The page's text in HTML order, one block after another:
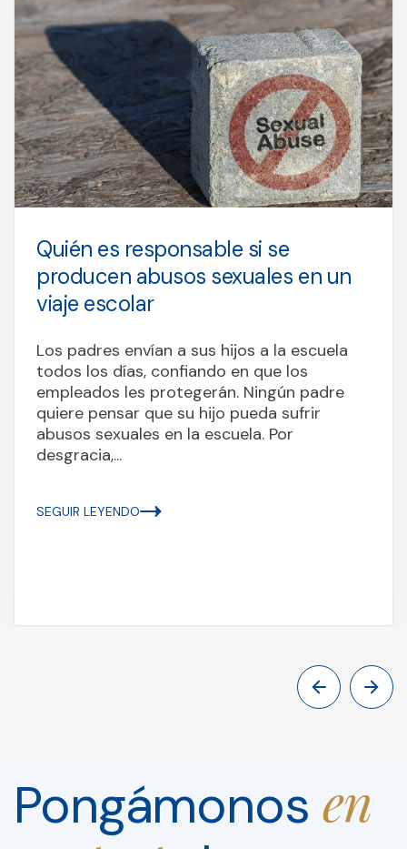
Quién es responsable si se
producen abusos sexuales en un
viaje escolar
Los padres envían a sus hijos a la escuela
todos los días, confiando en que los
empleados les protegerán. Ningún padre
quiere pensar que su hijo pueda sufrir
abusos sexuales en la escuela. Por
desgracia,...
SEGUIR LEYENDO
Pongámonos en